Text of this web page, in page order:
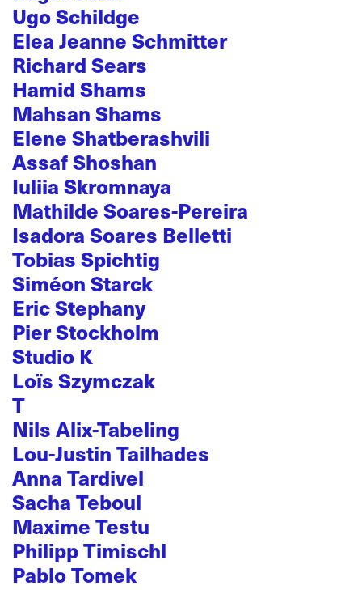
Ugo Schildge
Elea Jeanne Schmitter
Richard Sears
Hamid Shams
Mahsan Shams
Elene Shatberashvili
Assaf Shoshan
Iuliia Skromnaya
Mathilde Soares-Pereira
Isadora Soares Belletti
Tobias Spichtig
Siméon Starck
Eric Stephany
Pier Stockholm
Studio K
Loïs Szymczak
T
Nils Alix-Tabeling
Lou-Justin Tailhades
Anna Tardivel
Sacha Teboul
Maxime Testu
Philipp Timischl
Pablo Tomek